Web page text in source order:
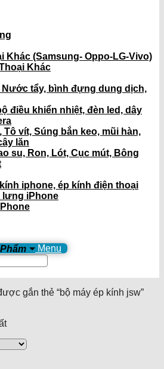
Khác (Samsung- Oppo-LG-Vivo)
Khác
Nước tẩy, bình đựng dung dịch,
điều khiển nhiệt, đèn led, dây
Tô vít, Súng bắn keo, mũi hàn,
lăn
su, Ron, Lót, Cục mút, Bông
iphone, ép kính điện thoại
lưng iPhone
Menu
gắn thẻ “bộ máy ép kính jsw”